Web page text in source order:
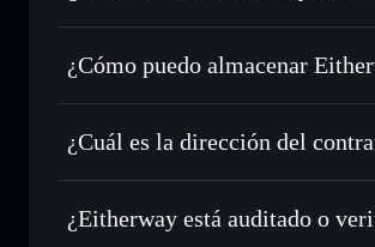
Utilizar DCA: promedio de coste en
Enviar de forma privada: transferir
privacidad integrado de Solflare
Holdear de forma segura:
cartera de Solflare
Eitherway
¿Cómo puedo almacenar
¿Cuál es la dirección del
¿Eitherway está auditado o